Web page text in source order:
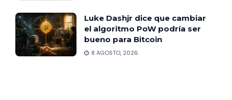
Luke Dashjr dice que cambiar
el algoritmo PoW podría ser
bueno para Bitcoin
8 AGOSTO, 2026